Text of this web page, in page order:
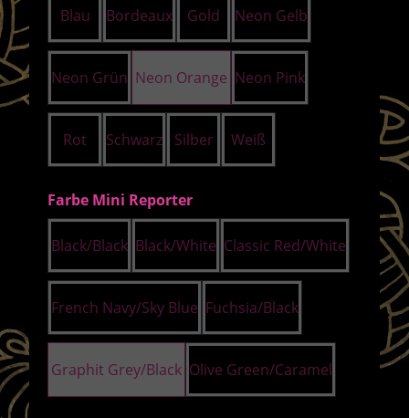
Blau Bordeaux Gold Neon Gelb
Neon Grün Neon Orange Neon Pink
Rot Schwarz Silber Weiß
Farbe Mini Reporterauswählen
Black/Black Black/White Classic Red/White
French Navy/Sky Blue Fuchsia/Black
Graphit Grey/Black Olive Green/Caramel